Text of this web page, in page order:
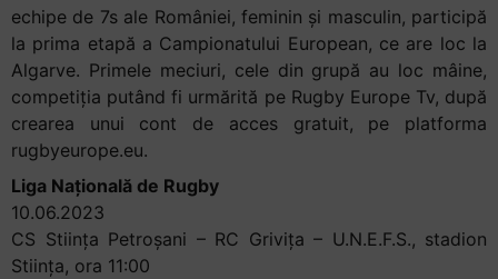
echipe de 7s ale României, feminin și masculin, participă
la prima etapă a Campionatului European, ce are loc la
Algarve. Primele meciuri, cele din grupă au loc mâine,
competiția putând fi urmărită pe Rugby Europe Tv, după
crearea unui cont de acces gratuit, pe platforma
rugbyeurope.eu.
Liga Națională de Rugby
10.06.2023
CS Stiința Petroșani – RC Grivița – U.N.E.F.S., stadion
Stiința, ora 11:00